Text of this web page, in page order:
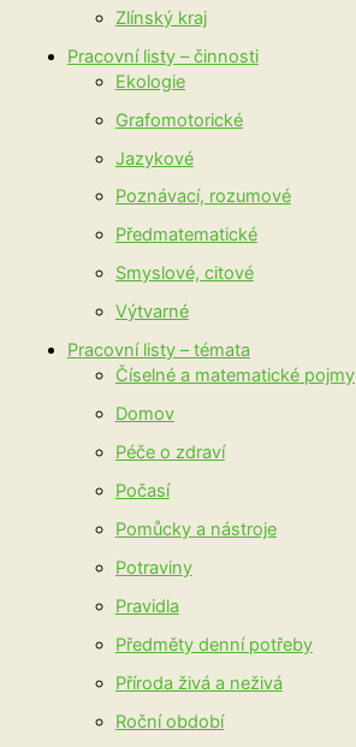
Zlínský kraj
Pracovní listy – činnosti
Ekologie
Grafomotorické
Jazykové
Poznávací, rozumové
Předmatematické
Smyslové, citové
Výtvarné
Pracovní listy – témata
Číselné a matematické pojmy
Domov
Péče o zdraví
Počasí
Pomůcky a nástroje
Potraviny
Pravidla
Předměty denní potřeby
Příroda živá a neživá
Roční období